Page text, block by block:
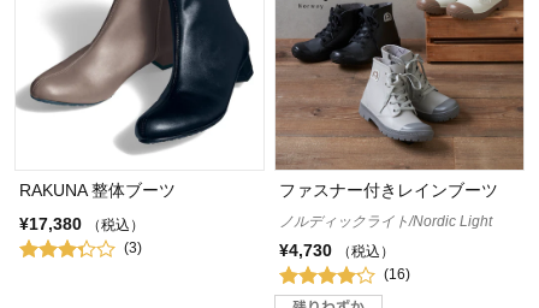
RAKUNA 整体ブーツ
¥17,380
（税込）
(3)
ファスナー付きレインブーツ
ノルディックライト/Nordic Light
¥4,730
（税込）
(16)